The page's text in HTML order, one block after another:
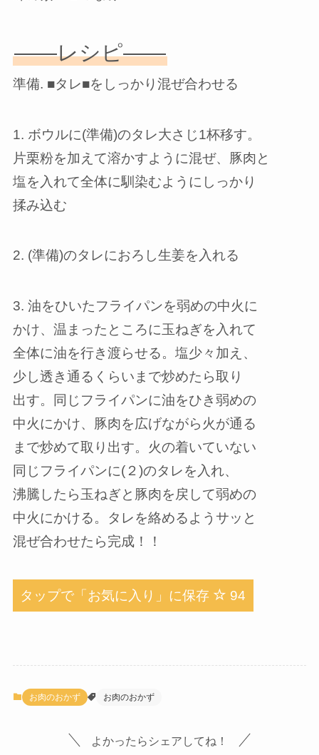
——レシピ——
準備. ■タレ■をしっかり混ぜ合わせる
1. ボウルに(準備)のタレ大さじ1杯移す。
片栗粉を加えて溶かすように混ぜ、豚肉と
塩を入れて全体に馴染むようにしっかり
揉み込む
2. (準備)のタレにおろし生姜を入れる
3. 油をひいたフライパンを弱めの中火に
かけ、温まったところに玉ねぎを入れて
全体に油を行き渡らせる。塩少々加え、
少し透き通るくらいまで炒めたら取り
出す。同じフライパンに油をひき弱めの
中火にかけ、豚肉を広げながら火が通る
まで炒めて取り出す。火の着いていない
同じフライパンに(２)のタレを入れ、
沸騰したら玉ねぎと豚肉を戻して弱めの
中火にかける。タレを絡めるようサッと
混ぜ合わせたら完成！！
タップで「お気に入り」に保存 94
お肉のおかず お肉のおかず
よかったらシェアしてね！